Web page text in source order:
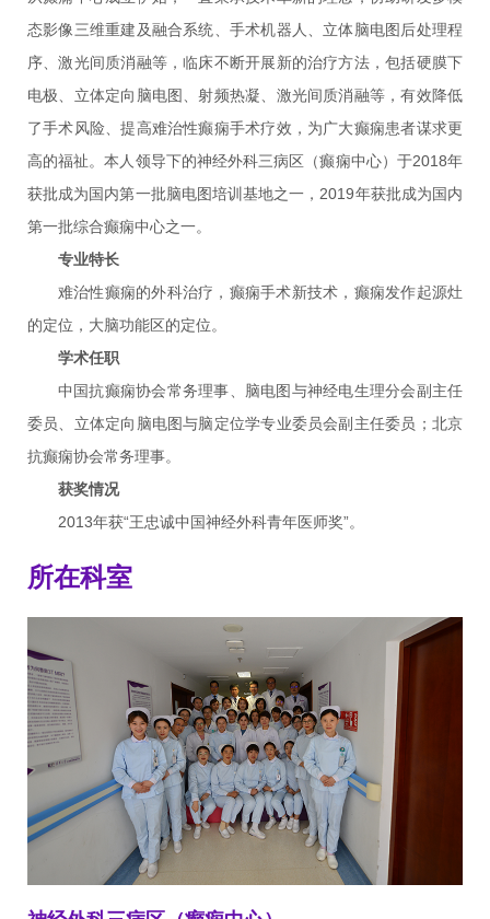
态影像三维重建及融合系统、手术机器人、立体脑电图后处理程
序、激光间质消融等，临床不断开展新的治疗方法，包括硬膜下
电极、立体定向脑电图、射频热凝、激光间质消融等，有效降低
了手术风险、提高难治性癫痫手术疗效，为广大癫痫患者谋求更
高的福祉。本人领导下的神经外科三病区（癫痫中心）于2018年
获批成为国内第一批脑电图培训基地之一，2019年获批成为国内
第一批综合癫痫中心之一。
专业特长
难治性癫痫的外科治疗，癫痫手术新技术，癫痫发作起源灶
的定位，大脑功能区的定位。
学术任职
中国抗癫痫协会常务理事、脑电图与神经电生理分会副主任
委员、立体定向脑电图与脑定位学专业委员会副主任委员；北京
抗癫痫协会常务理事。
获奖情况
2013年获“王忠诚中国神经外科青年医师奖”。
所在科室